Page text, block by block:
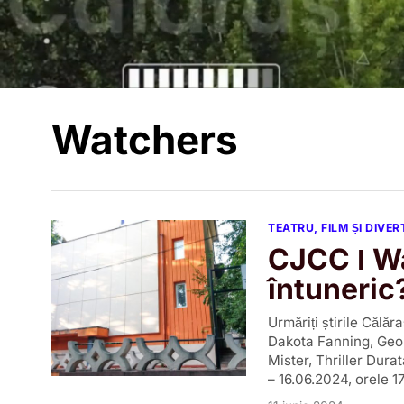
Watchers
TEATRU, FILM ȘI
CJCC Ι
Urmăriți știrile
Dakota Fanning,
Mister, Thriller
– 16.06.2024, orele